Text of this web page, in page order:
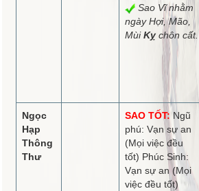
Sao Vĩ nhằm
ngày Hợi, Mão,
MùiKỵchôn cất.
Ngọc
Hạp
Thông
Thư
SAO TỐT:Ngũ
phú: Vạn sự an
(Mọi việc đều
tốt) Phúc Sinh:
Vạn sự an (Mọi
việc đều tốt)